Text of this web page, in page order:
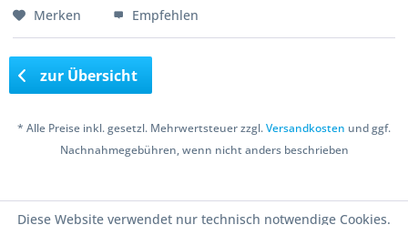
Merken Empfehlen
zur Übersicht
* Alle Preise inkl. gesetzl. Mehrwertsteuer zzgl.Versandkosten und ggf.
Nachnahmegebühren, wenn nicht anders beschrieben
Diese Website verwendet nur technisch notwendige Cookies.